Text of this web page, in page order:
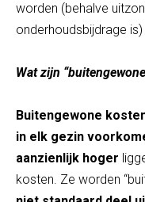
worden (behalve
onderhoudsbijdrage
Wat zijn
Buitengewone
in elk gezin
aanzienlijk hoger
kosten. Ze worden